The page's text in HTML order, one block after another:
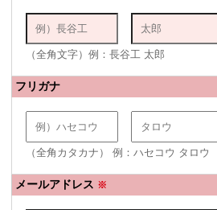
（全角文字）例：長谷工 太郎
フリガナ
（全角カタカナ） 例：ハセコウ タロウ
メールアドレス ※